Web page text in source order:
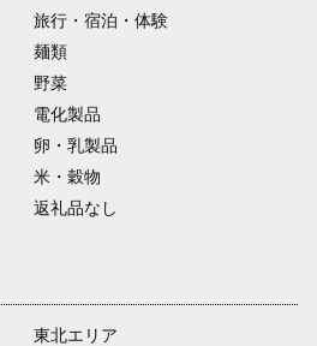
旅行・宿泊・体験
麺類
野菜
電化製品
卵・乳製品
米・穀物
返礼品なし
東北エリア